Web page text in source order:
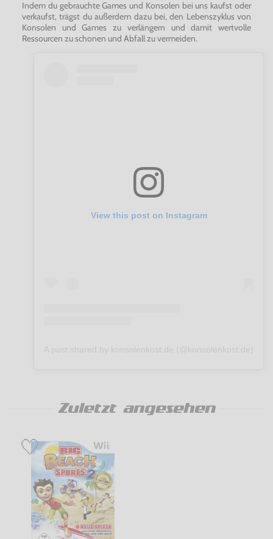
Indem du gebrauchte Games und Konsolen bei uns kaufst oder
verkaufst, trägst du außerdem dazu bei, den Lebenszyklus von
Konsolen und Games zu verlängern und damit wertvolle
Ressourcen zu schonen und Abfall zu vermeiden.
View this post on Instagram
Zuletzt angesehen